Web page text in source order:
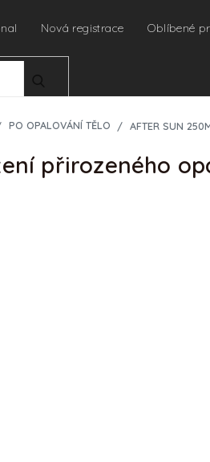
Nová registrace Oblíbené
PO OPALOVÁNÍ TĚLO AFTER SUN
přirozeného